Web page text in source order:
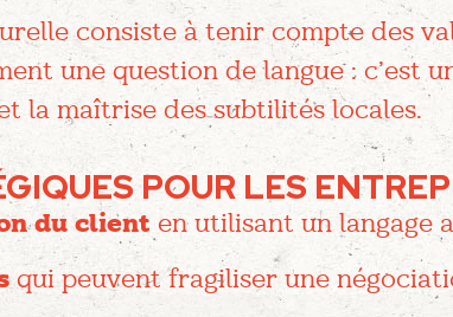
consiste à tenir compte des
une question de langue : c’est
la maîtrise des subtilités locales.
POUR LES
du client en utilisant un langage
qui peuvent fragiliser une